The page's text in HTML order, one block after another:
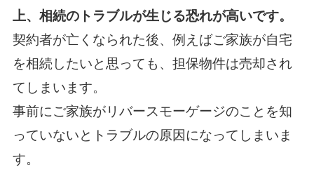
上、相続のトラブルが生じる恐れが高いです。
契約者が亡くなられた後、例えばご家族が自宅
を相続したいと思っても、担保物件は売却され
てしまいます。
事前にご家族がリバースモーゲージのことを知
っていないとトラブルの原因になってしまいま
す。